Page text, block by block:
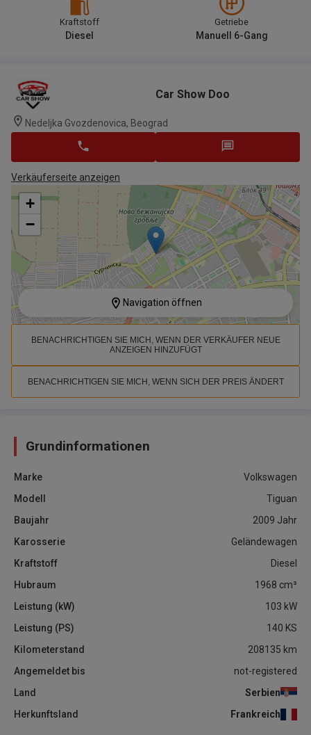
Kraftstoff
Diesel
Getriebe
Manuell 6-Gang
Car Show Doo
Nedeljka Gvozdenovica, Beograd
Verkäuferseite anzeigen
+
−
Navigation öffnen
BENACHRICHTIGEN SIE MICH, WENN DER VERKÄUFER NEUE
ANZEIGEN HINZUFÜGT
BENACHRICHTIGEN SIE MICH, WENN SICH DER PREIS ÄNDERT
Grundinformationen
Marke
Volkswagen
Modell
Tiguan
Baujahr
2009 Jahr
Karosserie
Geländewagen
Kraftstoff
Diesel
Hubraum
1968 cm³
Leistung (kW)
103 kW
Leistung (PS)
140 KS
Kilometerstand
208135 km
Angemeldet bis
not-registered
Land
Serbien
Herkunftsland
Frankreich